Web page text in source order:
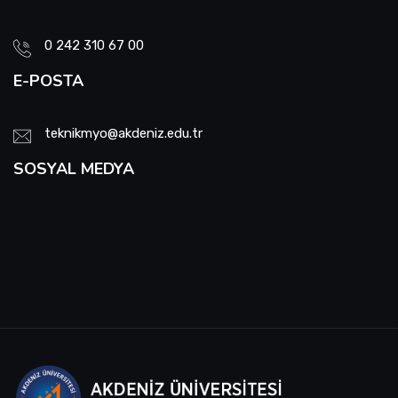
0 242 310 67 00
E-POSTA
teknikmyo@akdeniz.edu.tr
SOSYAL MEDYA
Engelli Temsilcisi